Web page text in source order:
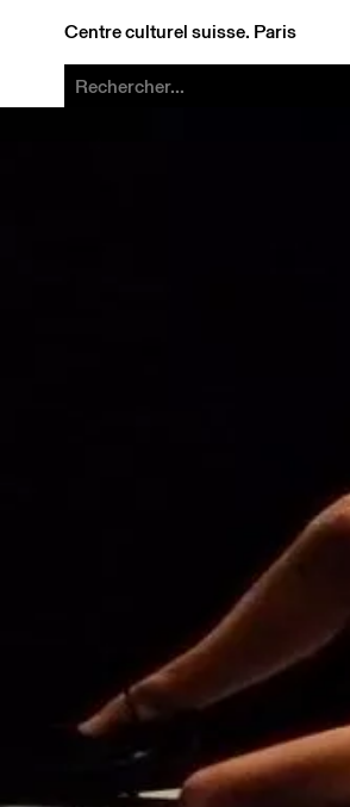
Centre culturel suisse. Paris